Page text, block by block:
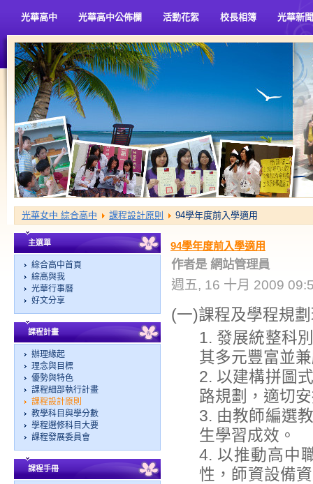
光華高中 光華高中公佈欄 活動花絮 校長相簿 光華新
光華女中 綜合高中 課程設計原則 94學年度前入學適用
主選單
綜合高中首頁
綜高與我
光華行事曆
好文分享
課程計畫
辦理緣起
理念與目標
優勢與特色
課程細部執行計畫
課程設計原則
教學科目與學分數
學程選修科目大要
課程發展委員會
課程手冊
94學年度前入學適用
作者是 網站管理員
週五, 16 十月 2009
(一)課程及學程規
1. 發展統整科
其多元豐富並
2. 以建構拼圖
路規劃，適切
3. 由教師編選
生學習成效。
4. 以推動高中
性，師資設備